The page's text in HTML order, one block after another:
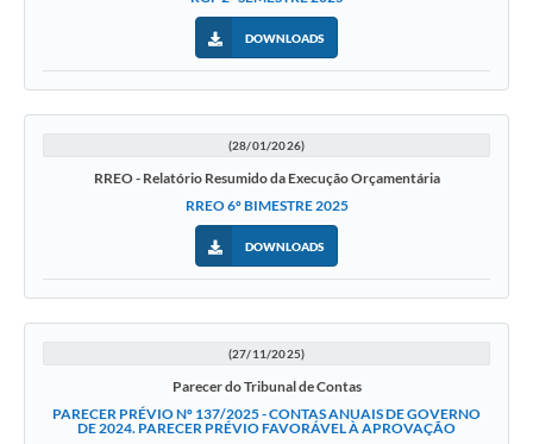
DOWNLOADS
(28/01/2026)
RREO - Relatório Resumido da Execução Orçamentária
RREO 6º BIMESTRE 2025
DOWNLOADS
(27/11/2025)
Parecer do Tribunal de Contas
PARECER PRÉVIO Nº 137/2025 - CONTAS ANUAIS DE GOVERNO
DE 2024. PARECER PRÉVIO FAVORÁVEL À APROVAÇÃO